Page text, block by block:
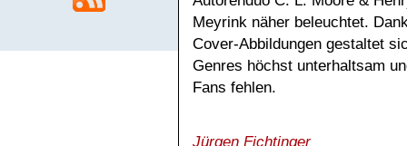
Meyrink näher beleuchtet.
Cover-Abbildungen gestaltet
Genres höchst unterhaltsam
Fans fehlen.
Jürgen Fichtinger